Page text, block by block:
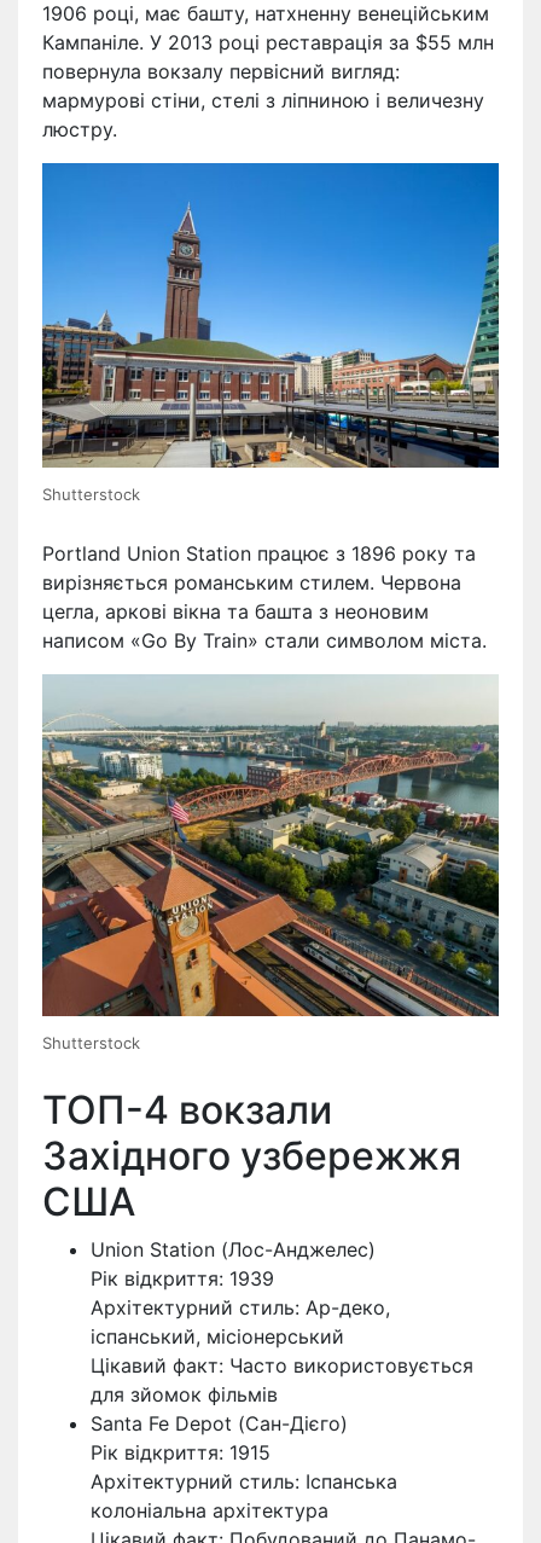
1906 році, має башту, натхненну венеційським
Кампаніле. У 2013 році реставрація за $55 млн
повернула вокзалу первісний вигляд:
мармурові стіни, стелі з ліпниною і величезну
люстру.
Shutterstock
Portland Union Station працює з 1896 року та
вирізняється романським стилем. Червона
цегла, аркові вікна та башта з неоновим
написом «Go By Train» стали символом міста.
Shutterstock
ТОП-4 вокзали
Західного узбережжя
США
Union Station (Лос-Анджелес)
Рік відкриття: 1939
Архітектурний стиль: Ар-деко,
іспанський, місіонерський
Цікавий факт: Часто використовується
для зйомок фільмів
Santa Fe Depot (Сан-Дієго)
Рік відкриття: 1915
Архітектурний стиль: Іспанська
колоніальна архітектура